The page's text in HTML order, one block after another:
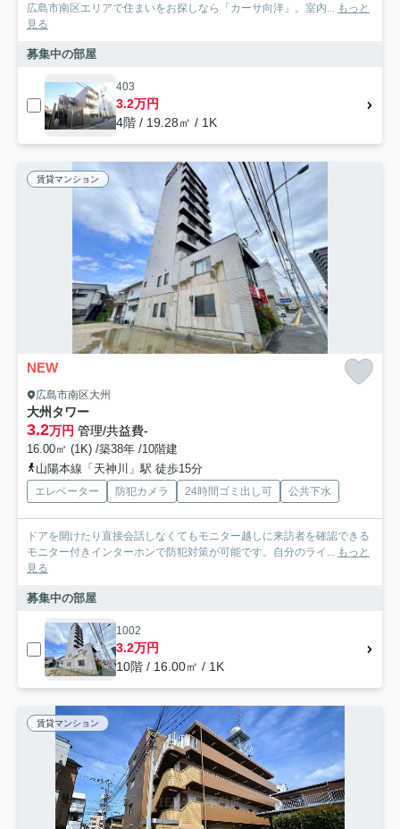
広島市南区エリアで住まいをお探しなら「カーサ向洋」。室内... もっと
見る
募集中の部屋
403
3.2万円
4階 / 19.28㎡ / 1K
賃貸マンション
NEW
広島市南区大州
大州タワー
3.2万円 管理/共益費-
16.00㎡ (1K) /築38年 /10階建
山陽本線「天神川」駅 徒歩15分
エレベーター 防犯カメラ 24時間ゴミ出し可 公共下水
ドアを開けたり直接会話しなくてもモニター越しに来訪者を確認できる
モニター付きインターホンで防犯対策が可能です。自分のライ... もっと
見る
募集中の部屋
1002
3.2万円
10階 / 16.00㎡ / 1K
賃貸マンション